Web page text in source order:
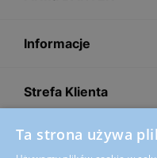
Informacje
Strefa Klienta
Porady
Ta strona używa